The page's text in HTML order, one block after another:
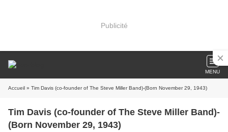
Publicité
MENU
Accueil » Tim Davis (co-founder of The Steve Miller Band)-(Born November 29, 1943)
Tim Davis (co-founder of The Steve Miller Band)-
(Born November 29, 1943)